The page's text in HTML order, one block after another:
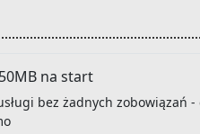
na start
bez żadnych zobowiązań